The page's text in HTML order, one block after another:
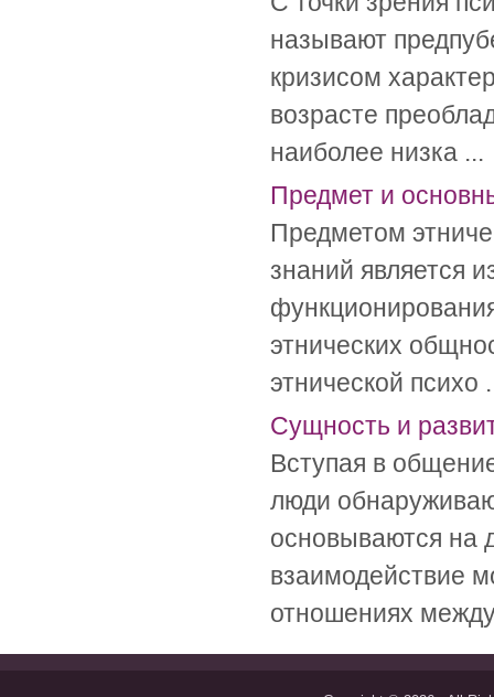
называют
кризисом
возрасте
наиболее низка ...
Предмет и
Предметом
знаний является
этнических
этнической психо
Сущность и
Вступая в
люди
основываются на
взаимодействие
отношениях